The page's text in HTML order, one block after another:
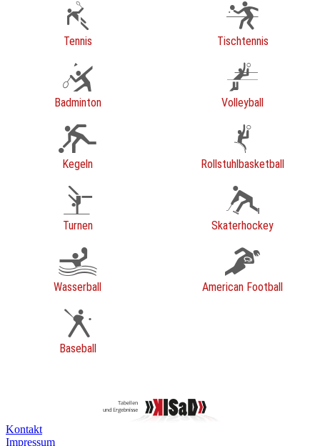
Tennis Tischtennis
Badminton Volleyball
Kegeln Rollstuhlbasketball
Turnen Skaterhockey
Wasserball American Football
Baseball
Kontakt
Impressum